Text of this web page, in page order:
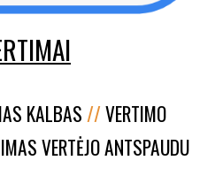
KALBAS //VERTIMO
VERTĖJO ANTSPAUDU